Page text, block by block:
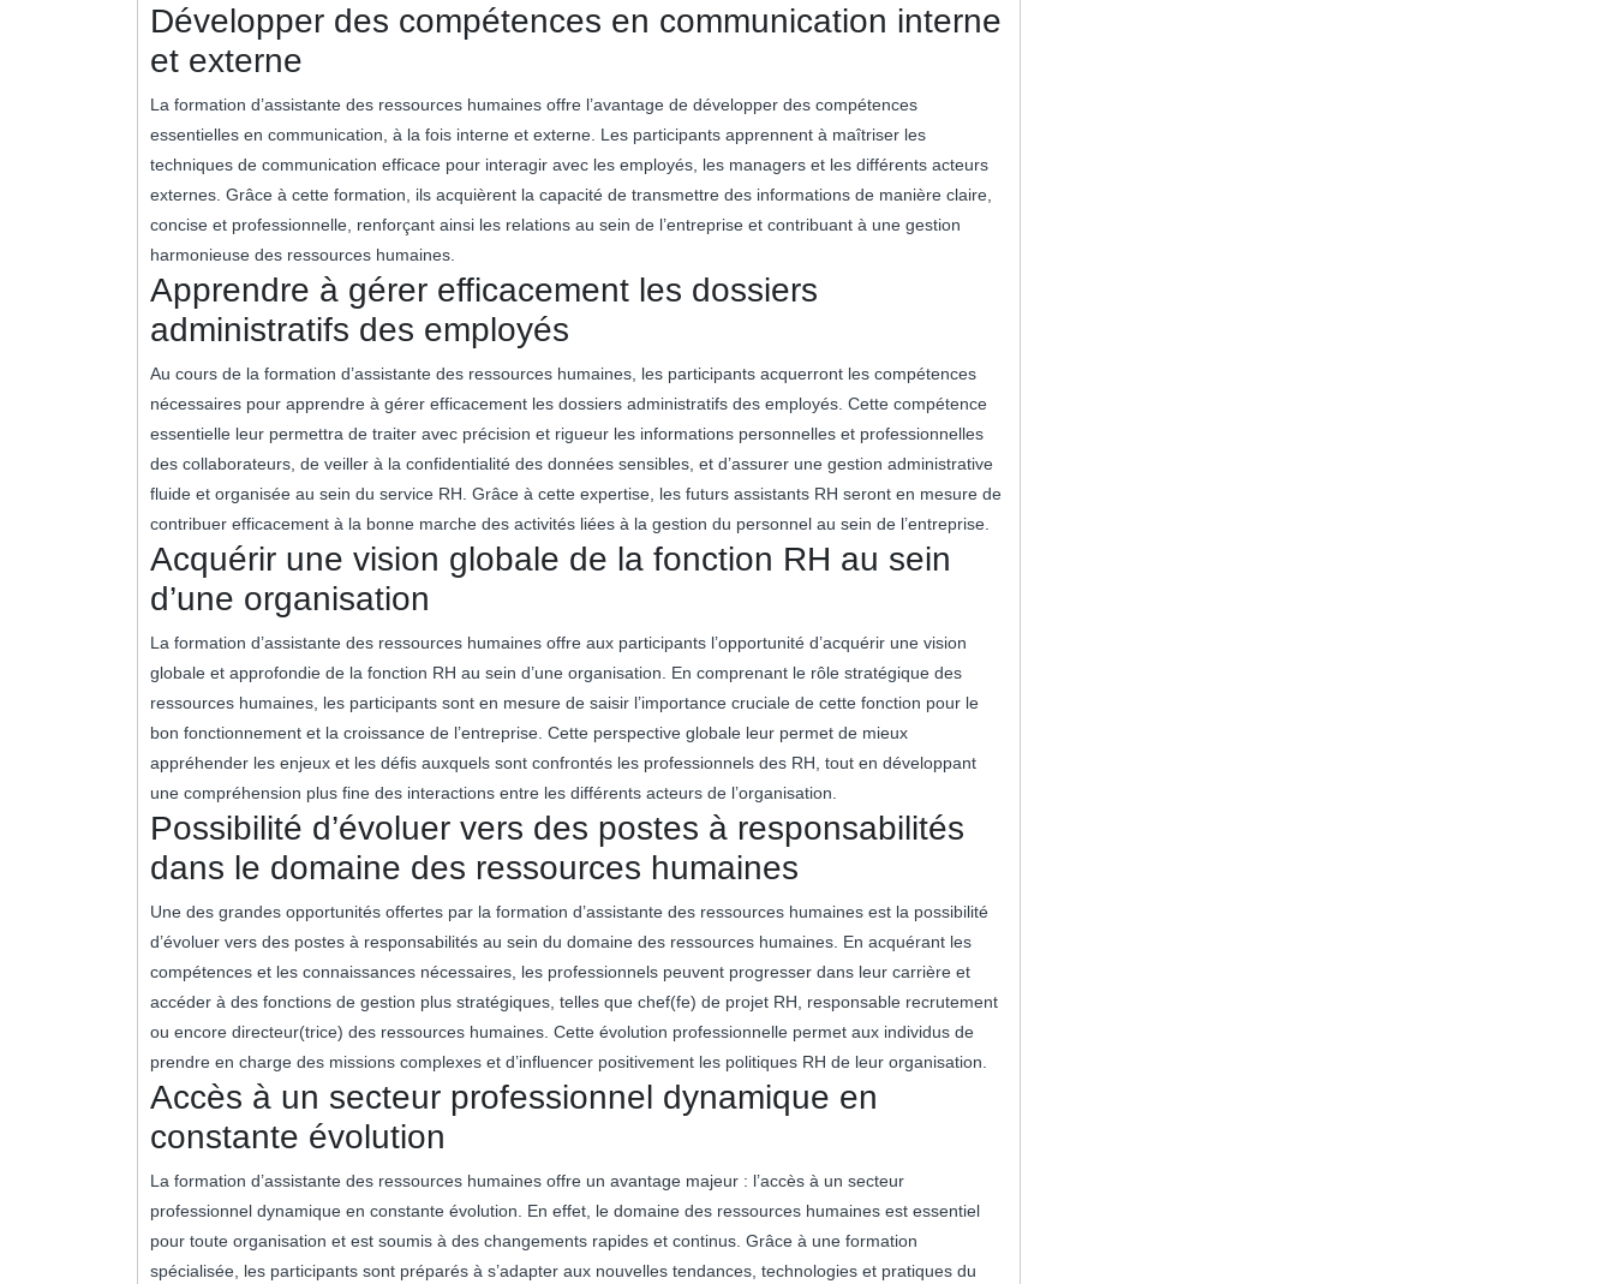
Développer des compétences en communication interne
et externe
La formation d’assistante des ressources humaines offre l’avantage de développer des compétences
essentielles en communication, à la fois interne et externe. Les participants apprennent à maîtriser les
techniques de communication efficace pour interagir avec les employés, les managers et les différents acteurs
externes. Grâce à cette formation, ils acquièrent la capacité de transmettre des informations de manière claire,
concise et professionnelle, renforçant ainsi les relations au sein de l’entreprise et contribuant à une gestion
harmonieuse des ressources humaines.
Apprendre à gérer efficacement les dossiers
administratifs des employés
Au cours de la formation d’assistante des ressources humaines, les participants acquerront les compétences
nécessaires pour apprendre à gérer efficacement les dossiers administratifs des employés. Cette compétence
essentielle leur permettra de traiter avec précision et rigueur les informations personnelles et professionnelles
des collaborateurs, de veiller à la confidentialité des données sensibles, et d’assurer une gestion administrative
fluide et organisée au sein du service RH. Grâce à cette expertise, les futurs assistants RH seront en mesure de
contribuer efficacement à la bonne marche des activités liées à la gestion du personnel au sein de l’entreprise.
Acquérir une vision globale de la fonction RH au sein
d’une organisation
La formation d’assistante des ressources humaines offre aux participants l’opportunité d’acquérir une vision
globale et approfondie de la fonction RH au sein d’une organisation. En comprenant le rôle stratégique des
ressources humaines, les participants sont en mesure de saisir l’importance cruciale de cette fonction pour le
bon fonctionnement et la croissance de l’entreprise. Cette perspective globale leur permet de mieux
appréhender les enjeux et les défis auxquels sont confrontés les professionnels des RH, tout en développant
une compréhension plus fine des interactions entre les différents acteurs de l’organisation.
Possibilité d’évoluer vers des postes à responsabilités
dans le domaine des ressources humaines
Une des grandes opportunités offertes par la formation d’assistante des ressources humaines est la possibilité
d’évoluer vers des postes à responsabilités au sein du domaine des ressources humaines. En acquérant les
compétences et les connaissances nécessaires, les professionnels peuvent progresser dans leur carrière et
accéder à des fonctions de gestion plus stratégiques, telles que chef(fe) de projet RH, responsable recrutement
ou encore directeur(trice) des ressources humaines. Cette évolution professionnelle permet aux individus de
prendre en charge des missions complexes et d’influencer positivement les politiques RH de leur organisation.
Accès à un secteur professionnel dynamique en
constante évolution
La formation d’assistante des ressources humaines offre un avantage majeur : l’accès à un secteur
professionnel dynamique en constante évolution. En effet, le domaine des ressources humaines est essentiel
pour toute organisation et est soumis à des changements rapides et continus. Grâce à une formation
spécialisée, les participants sont préparés à s’adapter aux nouvelles tendances, technologies et pratiques du